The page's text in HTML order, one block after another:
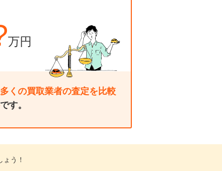
万円
くの買取業者の査定を比較
です。
う！